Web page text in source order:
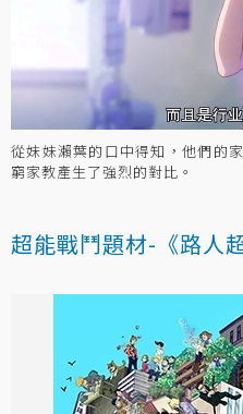
從妹妹瀨葉的口中得知，他們的
窮家教產生了強烈的對比。
超能戰鬥題材-《路人